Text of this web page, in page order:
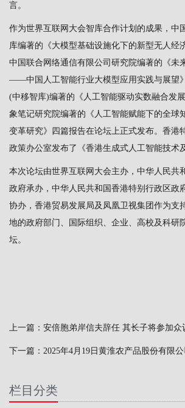
言。
作为世界互联网大会智库合作计划的成果，中
库编著的《大模型基础设施化下的新型无人经
中国联合网络通信有限公司研究院编著的《未
——中国人工智能行业大模型应用实践与展望
(中移智库)编著的《人工智能驱动实数融合发
象笔记研究院编著的《人工智能赋能下的全球
变革研究》四篇报告在论坛上正式发布。香港
政策办公室发布了《香港生成式人工智能技术
本次论坛由世界互联网大会主办，中华人民共
政府承办，中华人民共和国香港特别行政区政
协办，香港贸易发展局及凤凰卫视集团作为支
地的政府部门、国际组织、企业、高校及科研
坛。
上一篇： 安倍胞弟岸信夫辞任 其长子将参加众
下一篇： 2025年4月19日黄淮农产品股份有限
栏目分类